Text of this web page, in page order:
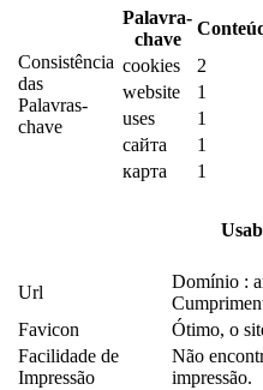
Consistência
das
Palavras-
chave
Palavra-
chave
cookies
2
website
1
uses
1
сайта
1
карта
1
Url
Domínio :
Favicon
Ótimo, o
Facilidade de
Impressão
Não
impressão.